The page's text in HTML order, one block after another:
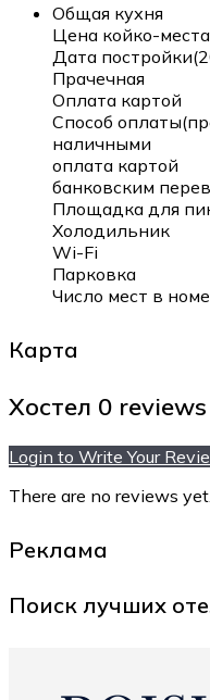
Общая кухня
Цена койко-
Дата
Прачечная
Оплата картой
Способ
наличными
оплата картой
банковским
Площадка для
Холодильник
Wi-Fi
Парковка
Число мест в
Карта
Хостел 0 reviews
Login to Write Your
There are no reviews yet.
Реклама
Поиск лучших